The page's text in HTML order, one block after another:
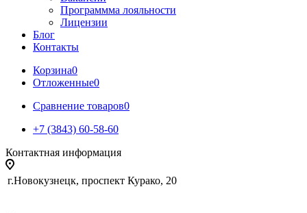
Программма лояльности
Лицензии
Блог
Контакты
Корзина0
Отложенные0
Сравнение товаров0
+7 (3843) 60-58-60
Контактная информация
г.Новокузнецк, проспект Курако, 20